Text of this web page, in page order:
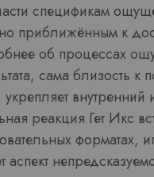
спецификам
приближённым к
об процессах
сама близость к
внутренний
реакция Гет Икс
форматах,
аспект